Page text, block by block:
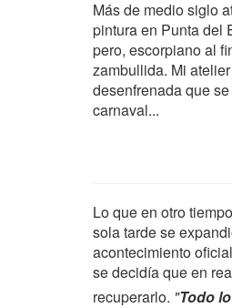
Más de medio siglo
pintura en Punta del
pero, escorpiano al
zambullida. Mi
desenfrenada que
carnaval...
Lo que en otro
sola tarde se
acontecimiento
se decidía que en
recuperarlo. "Todo